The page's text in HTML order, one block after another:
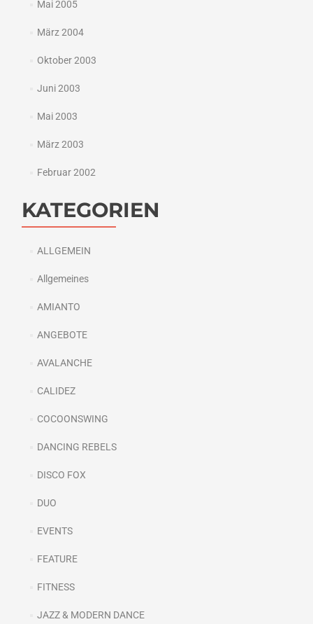
Mai 2005
März 2004
Oktober 2003
Juni 2003
Mai 2003
März 2003
Februar 2002
KATEGORIEN
ALLGEMEIN
Allgemeines
AMIANTO
ANGEBOTE
AVALANCHE
CALIDEZ
COCOONSWING
DANCING REBELS
DISCO FOX
DUO
EVENTS
FEATURE
FITNESS
JAZZ & MODERN DANCE